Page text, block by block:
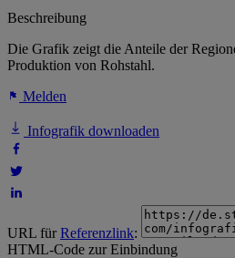
Beschreibung
Die Grafik zeigt die Anteile der
Produktion von Rohstahl.
Melden
Infografik downloaden
URL fürReferenzlink:
HTML-Code zur Einbindung